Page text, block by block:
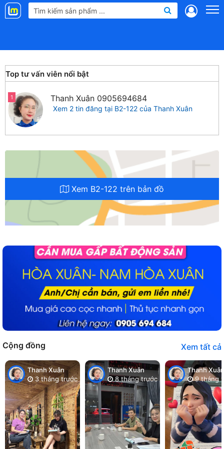
Landmap
Top tư vấn viên nổi bật
1 Thanh Xuân 0905694684
Xem 2 tin đăng tại B2-122 của Thanh Xuân
Xem B2-122 trên bản đồ
Cộng đồng Xem tất cả
Thanh Xuân
3 tháng trước
Thanh Xuân
8 tháng trước
Thanh Xuân
9 tháng